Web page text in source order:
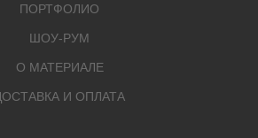
ПОРТФОЛИО
ШОУ-РУМ
О МАТЕРИАЛЕ
И ОПЛАТА